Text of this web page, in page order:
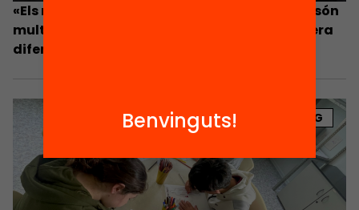
«Els motius per abandonar prematurament són
multifactorials, i els hem d’atendre de manera
diferent»
BLOG
Benvinguts!